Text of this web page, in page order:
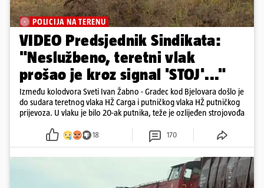
POLICIJA NA TERENU
VIDEO Predsjednik Sindikata:
"Neslužbeno, teretni vlak
prošao je kroz signal 'STOJ'..."
Između kolodvora Sveti Ivan Žabno - Gradec kod Bjelovara došlo je
do sudara teretnog vlaka HŽ Carga i putničkog vlaka HŽ putničkog
prijevoza. U vlaku je bilo 20-ak putnika, teže je ozlijeđen strojovođa
18 170